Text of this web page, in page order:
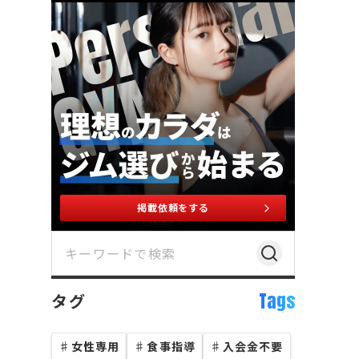
掲載依頼をする
タグ Tags
♯ 女性専用 ♯ 食事指導 ♯ 入会金不要